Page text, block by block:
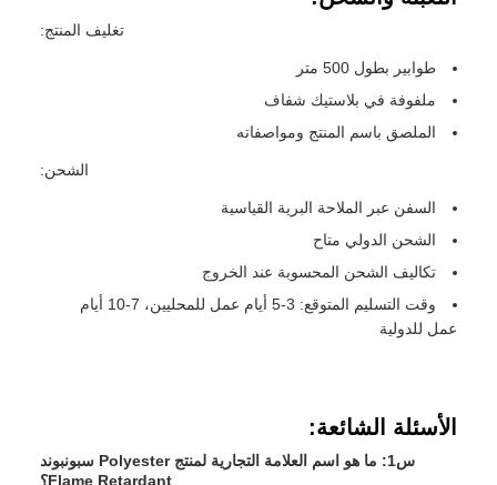
تغليف المنتج:
طوابير بطول 500 متر
ملفوفة في بلاستيك شفاف
الملصق باسم المنتج ومواصفاته
الشحن:
السفن عبر الملاحة البرية القياسية
الشحن الدولي متاح
تكاليف الشحن المحسوبة عند الخروج
وقت التسليم المتوقع: 3-5 أيام عمل للمحليين، 7-10 أيام
عمل للدولية
الأسئلة الشائعة:
س1: ما هو اسم العلامة التجارية لمنتج Polyester سبونبوند
Flame Retardant؟